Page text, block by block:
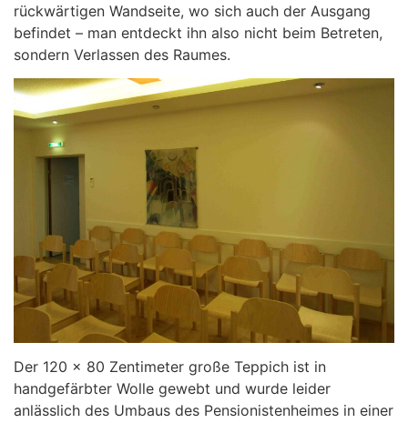
rückwärtigen Wandseite, wo sich auch der Ausgang
befindet – man entdeckt ihn also nicht beim Betreten,
sondern Verlassen des Raumes.
Der 120 x 80 Zentimeter große Teppich ist in
handgefärbter Wolle gewebt und wurde leider
anlässlich des Umbaus des Pensionistenheimes in einer